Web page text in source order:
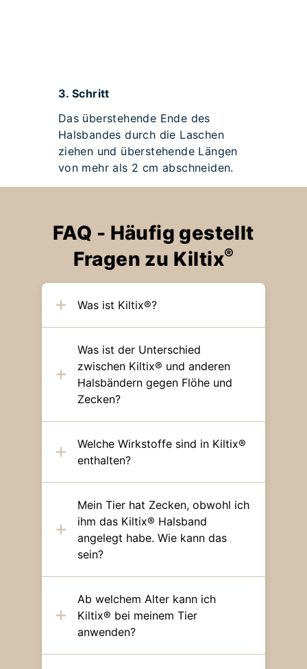
3. Schritt
Das überstehende Ende des
Halsbandes durch die Laschen
ziehen und überstehende Längen
von mehr als 2 cm abschneiden.
FAQ - Häufig gestellt
Fragen zu Kiltix®
Was ist Kiltix®?
Was ist der Unterschied
zwischen Kiltix® und anderen
Halsbändern gegen Flöhe und
Zecken?
Welche Wirkstoffe sind in Kiltix®
enthalten?
Mein Tier hat Zecken, obwohl ich
ihm das Kiltix® Halsband
angelegt habe. Wie kann das
sein?
Ab welchem Alter kann ich
Kiltix® bei meinem Tier
anwenden?